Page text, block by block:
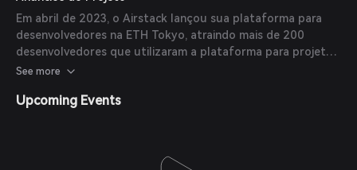
Em abril de 2023, o Airstack lançou sua plataforma para
desenvolvedores na ETH Tokyo, atraindo mais de 200
desenvolvedores que utilizaram a plataforma para projetos
que variam desde motores de marketing e ferramentas de
mensagens. Além disso, o Airstack revelou uma versão
See more
Upcoming Events